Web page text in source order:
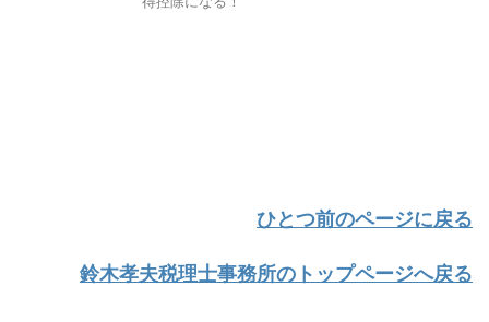
ひとつ前のページに戻る
鈴木孝夫税理士事務所のトップページへ戻る